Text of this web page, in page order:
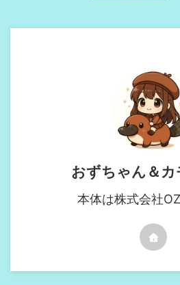
おずちゃん＆
本体は株式会社